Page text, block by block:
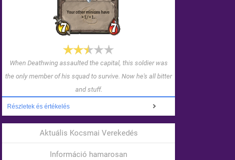
When Deathwing assaulted the capital, this soldier was
the only member of his squad to survive. Now he's all bitter
and stuff.
Részletek és értékelés
Aktuális Kocsmai Verekedés
Információ hamarosan